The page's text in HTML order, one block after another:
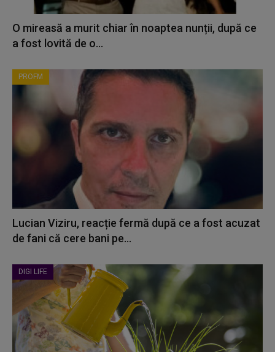
O mireasă a murit chiar în noaptea nunții, după ce
a fost lovită de o...
PROFM
Lucian Viziru, reacție fermă după ce a fost acuzat
de fani că cere bani pe...
DIGI LIFE